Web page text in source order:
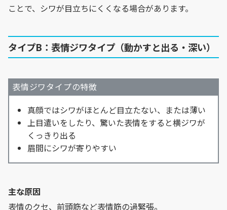
ことで、シワが目立ちにくくなる場合があります。
タイプB：表情ジワタイプ（動かすと出る・深い）
表情ジワタイプの特徴
真顔ではシワがほとんど目立たない、または薄い
上目遣いをしたり、驚いた表情をすると横ジワが
くっきり出る
眉間にシワが寄りやすい
主な原因
表情のクセ、前頭筋など表情筋の過緊張。